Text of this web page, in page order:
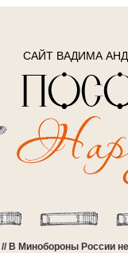
САЙТ ВАДИМА
// В Минобороны России